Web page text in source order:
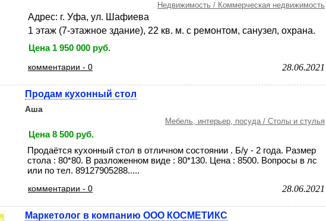
Недвижимость / Коммерческая недвижимость
Адрес: г. Уфа, ул. Шафиева
1 этаж (7-этажное здание), 22 кв. м. с ремонтом, санузел, охрана.
Цена 1 950 000 руб.
комментарии - 0 28.06.2021
Продам кухонный стол
Аша
Мебель, интерьер, посуда / Столы и стулья
Цена 8 500 руб.
Продаётся кухонный стол в отличном состоянии . Б/у - 2 года. Размер
стола : 80*80. В разложенном виде : 80*130. Цена : 8500. Вопросы в лс
или по тел. 89127905288.....
комментарии - 0 28.06.2021
Маркетолог в компанию ООО КОСМЕТИКС